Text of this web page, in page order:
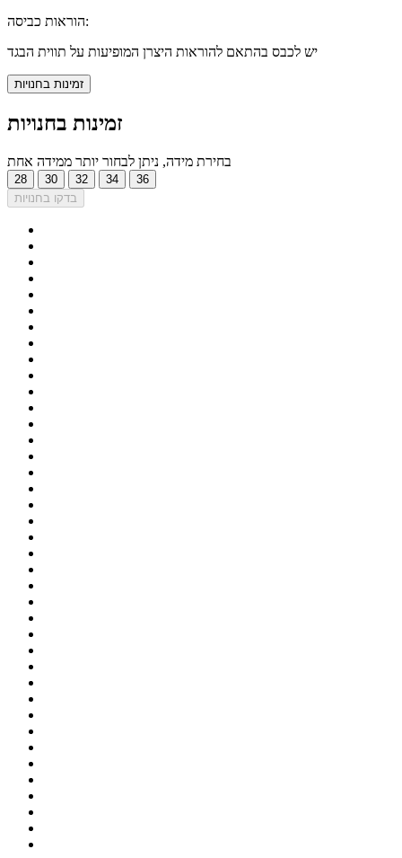
הוראות כביסה:
יש לכבס בהתאם להוראות היצרן המופיעות על תווית הבגד
זמינות בחנויות
זמינות בחנויות
בחירת מידה, ניתן לבחור יותר ממידה אחת
28 30 32 34
36
בדקו בחנויות